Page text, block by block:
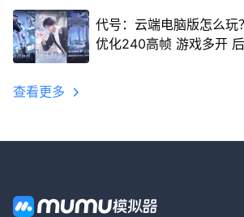
代号：云端电脑版怎么玩
优化240高帧 游戏多开
查看更多